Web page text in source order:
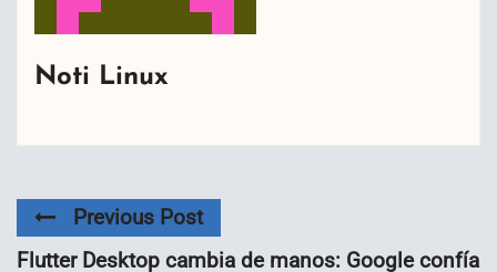
Noti Linux
Previous Post
Flutter Desktop cambia de manos: Google confía